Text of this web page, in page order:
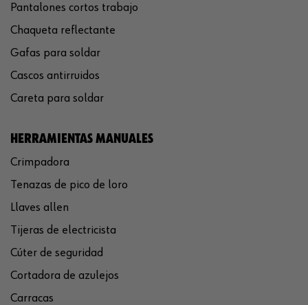
Pantalones cortos trabajo
Chaqueta reflectante
Gafas para soldar
Cascos antirruidos
Careta para soldar
HERRAMIENTAS MANUALES
Crimpadora
Tenazas de pico de loro
Llaves allen
Tijeras de electricista
Cúter de seguridad
Cortadora de azulejos
Carracas